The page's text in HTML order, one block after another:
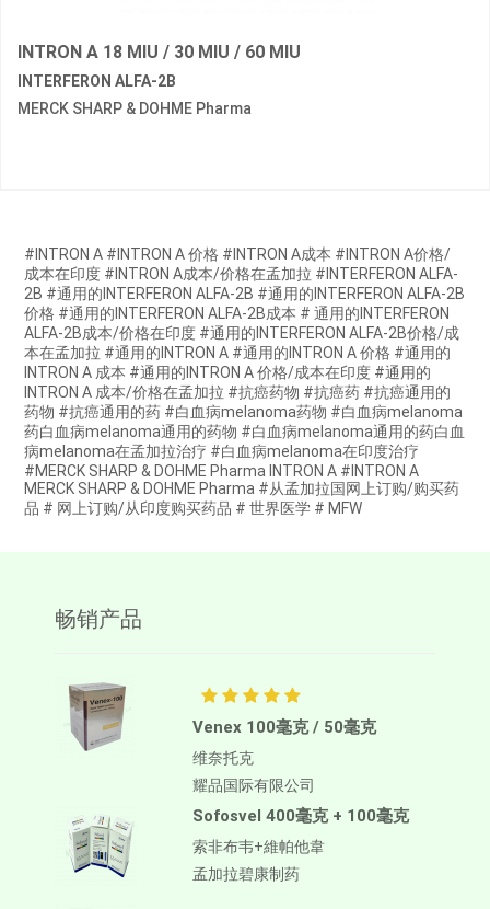
INTRON A 18 MIU / 30 MIU / 60 MIU
INTERFERON ALFA-2B
MERCK SHARP & DOHME Pharma
#INTRON A #INTRON A 价格 #INTRON A成本 #INTRON A价格/
成本在印度 #INTRON A成本/价格在孟加拉 #INTERFERON ALFA-
2B #通用的INTERFERON ALFA-2B #通用的INTERFERON ALFA-2B
价格 #通用的INTERFERON ALFA-2B成本 # 通用的INTERFERON
ALFA-2B成本/价格在印度 #通用的INTERFERON ALFA-2B价格/成
本在孟加拉 #通用的INTRON A #通用的INTRON A 价格 #通用的
INTRON A 成本 #通用的INTRON A 价格/成本在印度 #通用的
INTRON A 成本/价格在孟加拉 #抗癌药物 #抗癌药 #抗癌通用的
药物 #抗癌通用的药 #白血病melanoma药物 #白血病melanoma
药白血病melanoma通用的药物 #白血病melanoma通用的药白血
病melanoma在孟加拉治疗 #白血病melanoma在印度治疗
#MERCK SHARP & DOHME Pharma INTRON A #INTRON A
MERCK SHARP & DOHME Pharma #从孟加拉国网上订购/购买药
品 # 网上订购/从印度购买药品 # 世界医学 # MFW
畅销产品
Venex 100毫克 / 50毫克
维奈托克
耀品国际有限公司
Sofosvel 400毫克 + 100毫克
索非布韦+維帕他韋
孟加拉碧康制药